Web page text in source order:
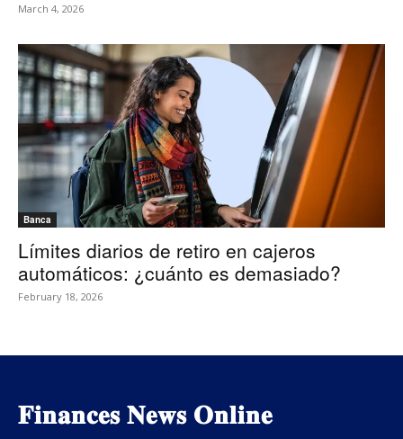
March 4, 2026
Banca
Límites diarios de retiro en cajeros
automáticos: ¿cuánto es demasiado?
February 18, 2026
𝐅𝐢𝐧𝐚𝐧𝐜𝐞𝐬 𝐍𝐞𝐰𝐬 𝐎𝐧𝐥𝐢𝐧𝐞